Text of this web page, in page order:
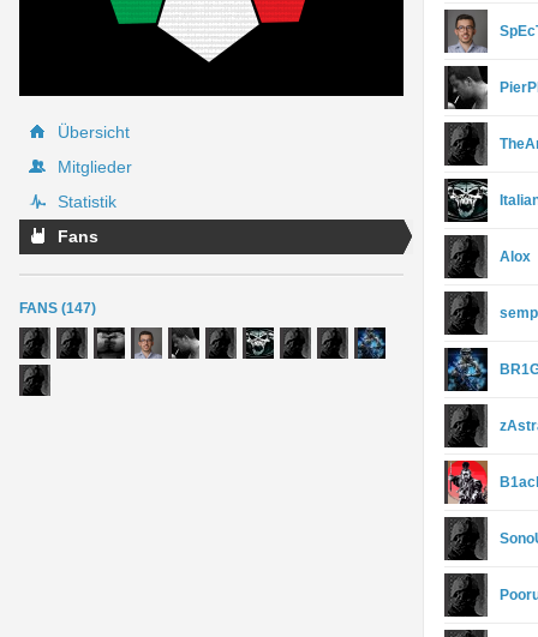
Übersicht
Mitglieder
Statistik
Fans
FANS (147)
Alox